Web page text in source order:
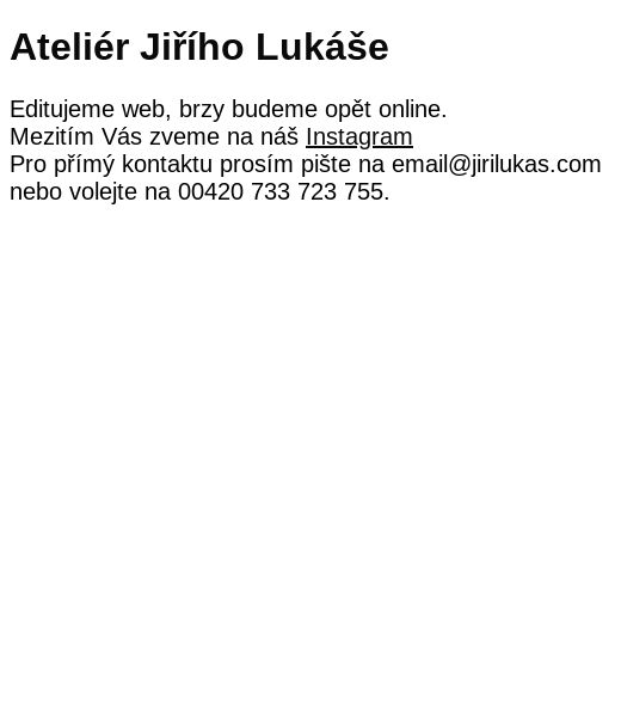
Ateliér Jiřího Lukáše
Editujeme web, brzy budeme opět online.
Mezitím Vás zveme na náš Instagram
Pro přímý kontaktu prosím pište na email@jirilukas.com
nebo volejte na 00420 733 723 755.